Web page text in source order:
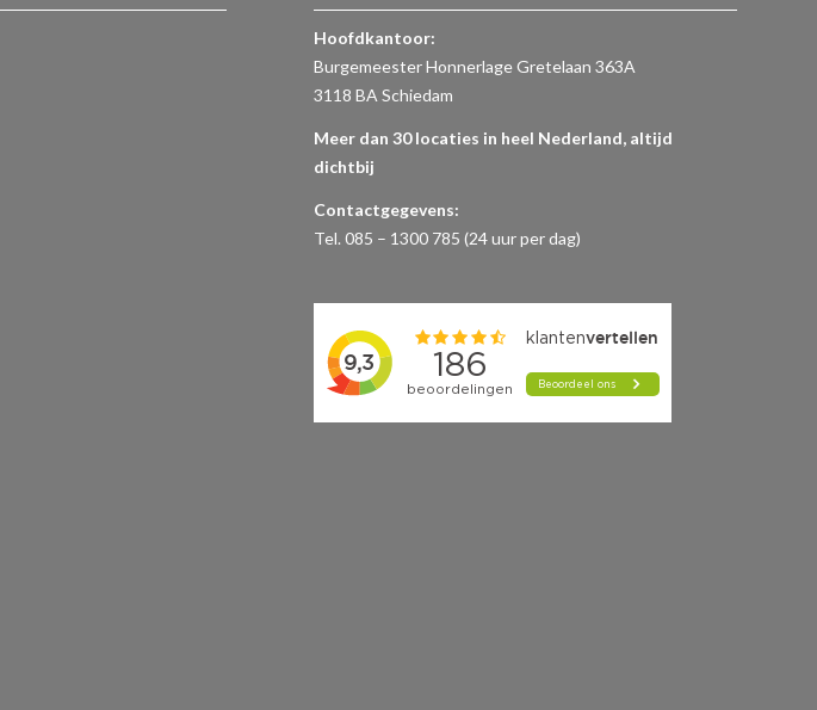
Hoofdkantoor:
Burgemeester Honnerlage Gretelaan 363A
3118 BA Schiedam
Meer dan 30 locaties in heel Nederland, altijd
dichtbij
Contactgegevens:
Tel. 085 – 1300 785 (24 uur per dag)